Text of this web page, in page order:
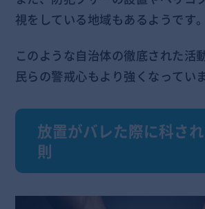
視をしている地域もあるようです。
このような自治体の徹底された活
民らの警戒心もより強くなっていま
放置がバレた際に科さ
則